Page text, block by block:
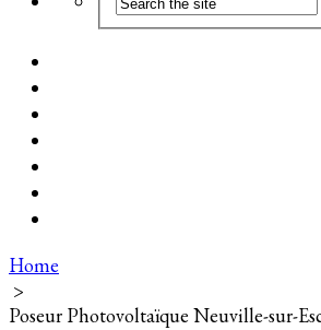
Home
>
Poseur Photovoltaïque Neuville-sur-